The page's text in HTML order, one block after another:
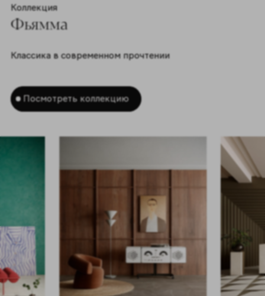
Коллекция
Фьямма
Классика в современном прочтении
Посмотреть коллекцию